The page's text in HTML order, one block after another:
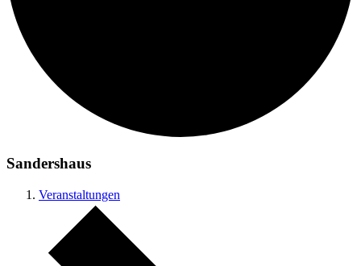
Sandershaus
Veranstaltungen